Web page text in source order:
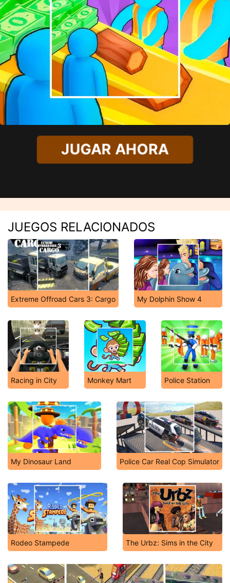
JUGAR AHORA
JUEGOS RELACIONADOS
Extreme Offroad Cars 3: Cargo My Dolphin Show 4
Racing in City Monkey Mart Police Station
My Dinosaur Land Police Car Real Cop Simulator
Rodeo Stampede The Urbz: Sims in the City